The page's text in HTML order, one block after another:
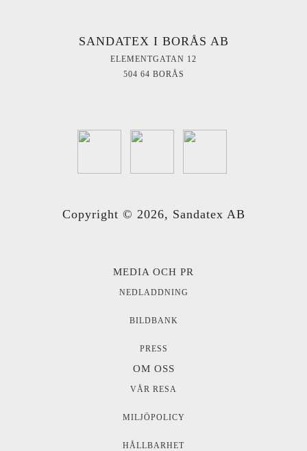
SANDATEX I BORÅS AB
ELEMENTGATAN 12
504 64 BORÅS
Copyright © 2026, Sandatex AB
MEDIA OCH PR
NEDLADDNING
BILDBANK
PRESS
OM OSS
VÅR RESA
MILJÖPOLICY
HÅLLBARHET